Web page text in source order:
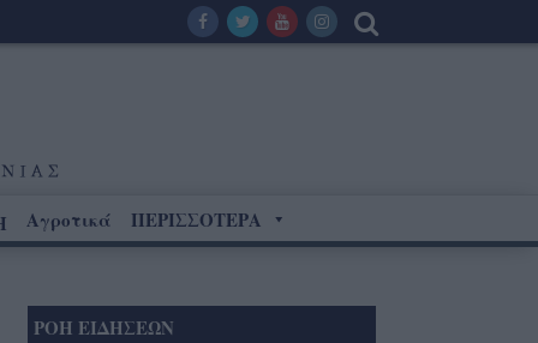
Αγροτικά ΠΕΡΙΣΣΟΤΕΡΑ
ΡΟΗ ΕΙΔΗΣΕΩΝ